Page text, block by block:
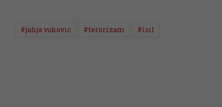
#jahja vuković #terorizam #isil